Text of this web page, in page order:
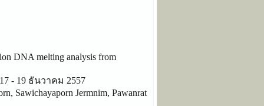
DNA melting analysis from
- 19 ธันวาคม 2557
Sawichayaporn Jermnim, Pawanrat